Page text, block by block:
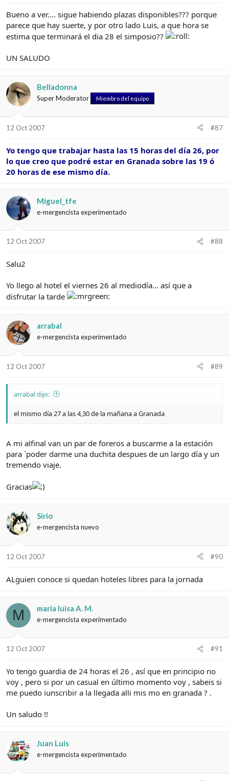
Bueno a ver.... sigue habiendo plazas disponibles??? porque
parece que hay suerte, y por otro lado Luis, a que hora se
estima que terminará el dia 28 el simposio??
UN SALUDO
Belladonna
Super Moderator Miembro del equipo
12 Oct 2007 #87
Yo tengo que trabajar hasta las 15 horas del día 26, por
lo que creo que podré estar en Granada sobre las 19 ó
20 horas de ese mismo día.
Miguel_tfe
e-mergencista experimentado
12 Oct 2007 #88
Salu2
Yo llego al hotel el viernes 26 al mediodía... así que a
disfrutar la tarde
arrabal
e-mergencista experimentado
12 Oct 2007 #89
arrabal dijo:
el mismo día 27 a las 4,30 de la mañana a Granada
A mi alfinal van un par de foreros a buscarme a la estación
para `poder darme una duchita despues de un largo día y un
tremendo viaje.
Gracias
Sirio
e-mergencista nuevo
12 Oct 2007 #90
ALguien conoce si quedan hoteles libres para la jornada
M maria luisa A. M.
e-mergencista experimentado
12 Oct 2007 #91
Yo tengo guardia de 24 horas el 26 , así que en principio no
voy , pero si por un casual en último momento voy , sabeis si
me puedo iunscribir a la llegada alli mis mo en granada ? .
Un saludo !!
Juan Luis
e-mergencista experimentado